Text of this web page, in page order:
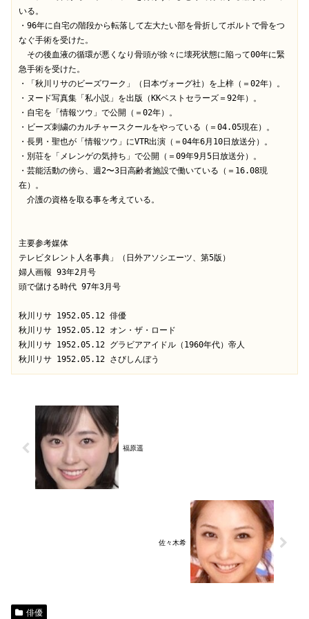
いる。
・96年に自宅の階段から転落して左大たい部を骨折してボルトで骨をつ
なぐ手術を受けた。
その後血液の循環が悪くなり骨頭が徐々に壊死状態に陥って00年に緊
急手術を受けた。
・「秋川リサのビーズワーク」（日本ヴォーグ社）を上梓（＝02年）。
・ヌード写真集「私小説」を出版（KKベストセラーズ＝92年）。
・自宅を「情報ツウ」で公開（＝02年）。
・ビーズ刺繍のカルチャースクールをやっている（＝04.05現在）。
・長男・聖也が「情報ツウ」にVTR出演（＝04年6月10日放送分）。
・別荘を「メレンゲの気持ち」で公開（＝09年9月5日放送分）。
・芸能活動の傍ら、週2〜3日高齢者施設で働いている（＝16.08現
在）。
介護の資格を取る事を考えている。
主要参考媒体
テレビタレント人名事典」（日外アソシエーツ、第5版）
婦人画報 93年2月号
頭で儲ける時代 97年3月号
秋川リサ 1952.05.12 俳優
秋川リサ 1952.05.12 オン・ザ・ロード
秋川リサ 1952.05.12 グラビアアイドル（1960年代）帝人
福原遥
佐々木希
俳優